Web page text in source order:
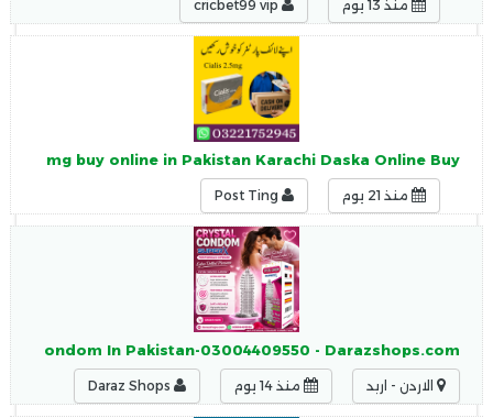
منذ 13 يوم
2.5 mg buy online in Pakistan Karachi Daska Online Buy
منذ 21 يوم
Condom In Pakistan-03004409550 - Darazshops.com
الاردن - اربد منذ 14 يوم